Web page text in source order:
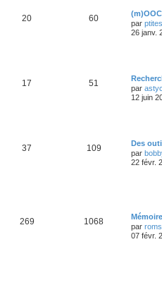
20 60
par
26 janv.
17 51
par
12 juin
37 109
Des
par
22 févr.
269 1068
par
07 févr.